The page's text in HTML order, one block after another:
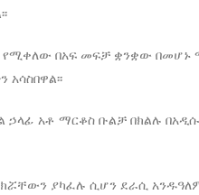
በአፍ መፍቻ ቋንቋው በመሆኑ
አቶ ማርቆስ ቡልቻ በክልሉ በአዲሱ
ያካፈሉ ሲሆን ደራሲ